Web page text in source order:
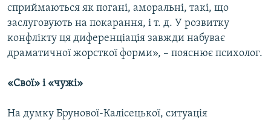
сприймаються як погані, аморальні, такі, що
заслуговують на покарання, і т. д. У розвитку
конфлікту ця диференціація завжди набуває
драматичної жорсткої форми», – пояснює психолог.
«Свої» і «чужі»
На думку Брунової-Калісецької, ситуація